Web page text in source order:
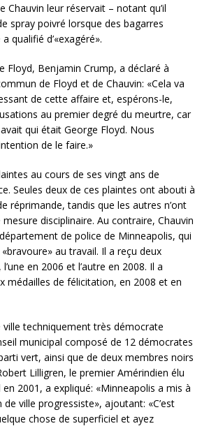
Chauvin leur réservait – notant qu’il
spray poivré lorsque des bagarres
qualifié d’«exagéré».
Floyd, Benjamin Crump, a déclaré à
de Floyd et de Chauvin: «Cela va
de cette affaire et, espérons-le,
au premier degré du meurtre, car
qui était George Floyd. Nous
de le faire.»
au cours de ses vingt ans de
Seules deux de ces plaintes ont abouti à
réprimande, tandis que les autres n’ont
disciplinaire. Au contraire, Chauvin
de police de Minneapolis, qui
au travail. Il a reçu deux
en 2006 et l’autre en 2008. Il a
médailles de félicitation, en 2008 et en
ville techniquement très démocrate
municipal composé de 12 démocrates
vert, ainsi que de deux membres noirs
Lilligren, le premier Amérindien élu
2001, a expliqué: «Minneapolis a mis à
ville progressiste», ajoutant: «C’est
chose de superficiel et ayez